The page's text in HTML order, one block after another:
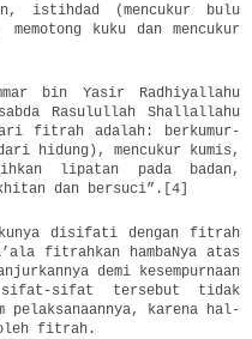
istihdad (mencukur bulu
kuku dan mencukur
bin Yasir Radhiyallahu
Rasulullah Shallallahu
fitrah adalah: berkumur-
hidung), mencukur kumis,
lipatan pada badan,
dan bersuci”.[4]
disifati dengan fitrah
fitrahkan hambaNya atas
demi kesempurnaan
sifat-sifat tersebut tidak
pelaksanaannya, karena hal-
fitrah.